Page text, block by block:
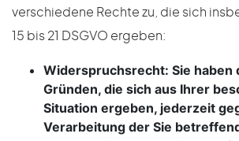
verschiedene Rechte zu, die sich
15 bis 21 DSGVO ergeben:
Widerspruchsrecht: Sie haben
Gründen, die sich aus Ihrer
Situation ergeben, jederzeit
Verarbeitung der Sie